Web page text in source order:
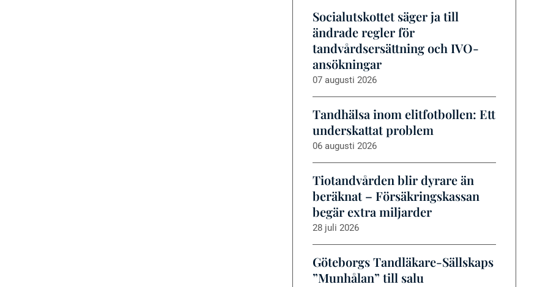
Socialutskottet säger ja till
ändrade regler för
tandvårdsersättning och IVO-
ansökningar
07 augusti 2026
Tandhälsa inom elitfotbollen: Ett
underskattat problem
06 augusti 2026
Tiotandvården blir dyrare än
beräknat – Försäkringskassan
begär extra miljarder
28 juli 2026
Göteborgs Tandläkare-Sällskaps
”Munhålan” till salu